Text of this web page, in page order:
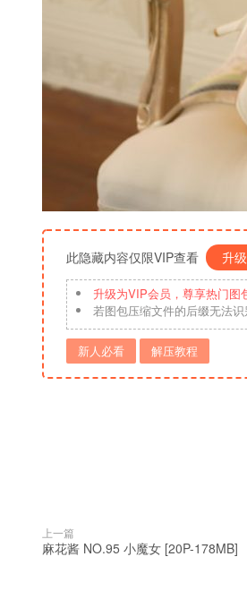
此隐藏内容仅限VIP查看 升
升级为VIP会员，尊享热门图
若图包压缩文件的后缀无法识
新人必看 解压教程
上一篇
麻花酱 NO.95 小魔女 [20P-178MB]